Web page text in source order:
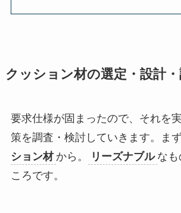
クッション材の選定・設計
要求仕様が固まったので、それを
策を調査・検討していきます。ま
ション材 から。 リーズナブル なも
ころです。